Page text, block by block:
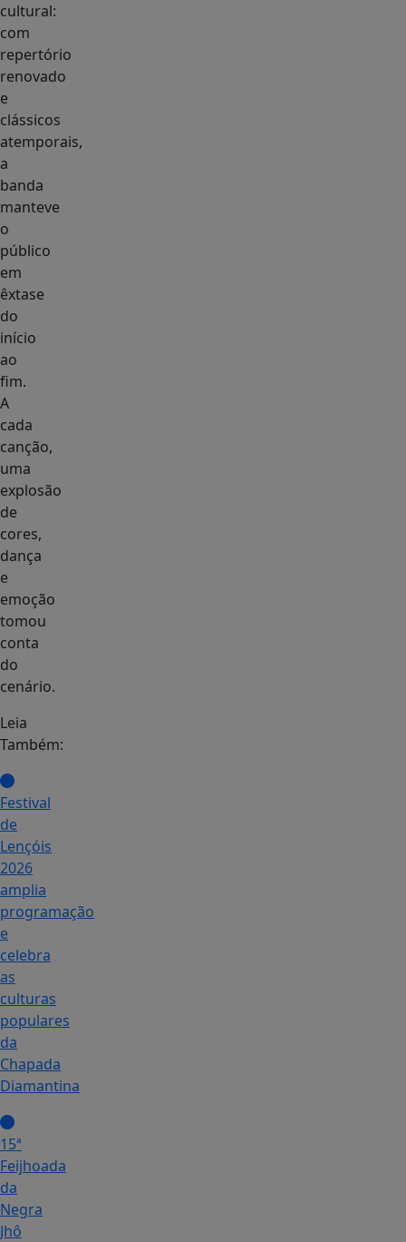
cultural:
com
repertório
renovado
e
clássicos
atemporais,
a
banda
manteve
o
público
em
êxtase
do
início
ao
fim.
A
cada
canção,
uma
explosão
de
cores,
dança
e
emoção
tomou
conta
do
cenário.
Leia
Também:
Festival
de
Lençóis
2026
amplia
programação
e
celebra
as
culturas
populares
da
Chapada
Diamantina
15ª
Feijhoada
da
Negra
Jhô